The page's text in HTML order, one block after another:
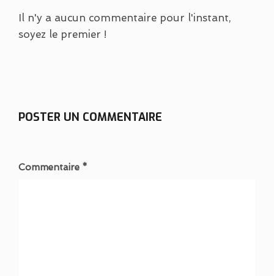
Il n'y a aucun commentaire pour l'instant,
soyez le premier !
POSTER UN COMMENTAIRE
Commentaire *